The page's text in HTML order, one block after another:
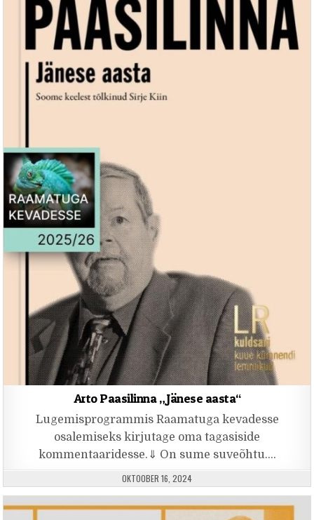
Arto Paasilinna „Jänese aasta“
Lugemisprogrammis Raamatuga kevadesse
osalemiseks kirjutage oma tagasiside
kommentaaridesse.⇓ On sume suveõhtu….
PUBLISHED DATE:
OKTOOBER 16, 2024